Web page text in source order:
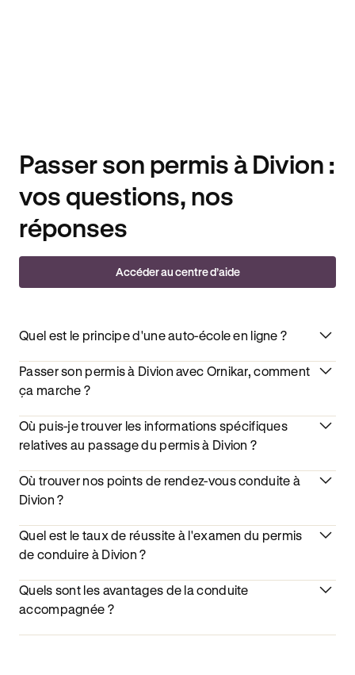
Passer son permis à Divion :
vos questions, nos
réponses
Accéder au centre d’aide
Quel est le principe d'une auto-école en ligne ?
Passer son permis à Divion avec Ornikar, comment
ça marche ?
Où puis-je trouver les informations spécifiques
relatives au passage du permis à Divion ?
Où trouver nos points de rendez-vous conduite à
Divion ?
Quel est le taux de réussite à l'examen du permis
de conduire à Divion ?
Quels sont les avantages de la conduite
accompagnée ?